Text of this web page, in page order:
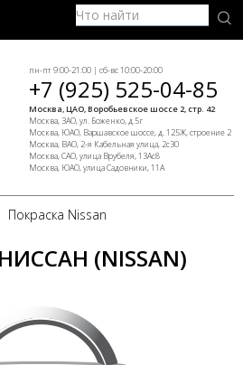
пн-пт 9:00-21:00 | сб-вс 10:00-20:00
+7 (925) 525-04-85
Москва, ЦАО, Воробьевское шоссе 2, стр. 42
Москва, ЗАО, ул. Боженко, д.5г
Москва, ЮАО, Варшавское шоссе, д. 125Ж, строение 2
Москва, ВАО, 2-я Кабельная улица, 2с30
Москва, САО, улица Врубеля, 13Ас8
Москва, ЮАО, улица Садовники, 11А
Покраска Nissan
(NISSAN)